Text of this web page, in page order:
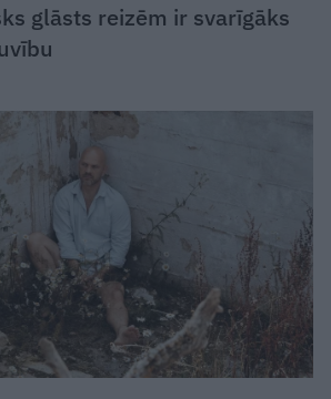
glāsts reizēm ir svarīgāks